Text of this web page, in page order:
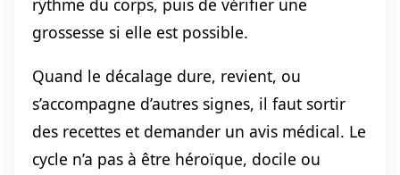
rythme du corps, puis de vérifier une
grossesse si elle est possible.
Quand le décalage dure, revient, ou
s’accompagne d’autres signes, il faut sortir
des recettes et demander un avis médical. Le
cycle n’a pas à être héroïque, docile ou